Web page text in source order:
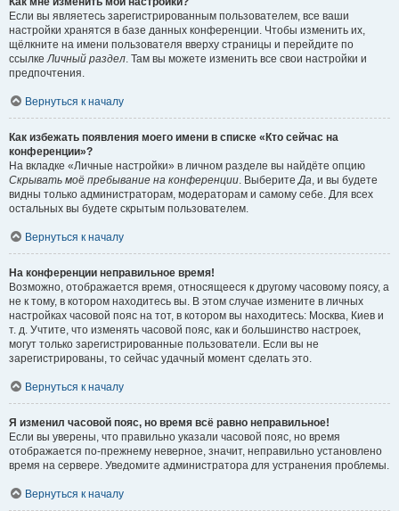
Если вы являетесь зарегистрированным пользователем, все ваши
настройки хранятся в базе данных конференции. Чтобы изменить их,
щёлкните на имени пользователя вверху страницы и перейдите по
ссылкеЛичный раздел. Там вы можете изменить все свои настройки и
предпочтения.
Вернуться к началу
Как избежать появления моего имени в списке «Кто сейчас на
конференции»?
На вкладке «Личные настройки» в личном разделе вы найдёте опцию
Скрывать моё пребывание на конференции. ВыберитеДа, и вы будете
видны только администраторам, модераторам и самому себе. Для всех
остальных вы будете скрытым пользователем.
Вернуться к началу
На конференции неправильное время!
Возможно, отображается время, относящееся к другому часовому поясу, а
не к тому, в котором находитесь вы. В этом случае измените в личных
настройках часовой пояс на тот, в котором вы находитесь: Москва, Киев и
т. д. Учтите, что изменять часовой пояс, как и большинство настроек,
могут только зарегистрированные пользователи. Если вы не
зарегистрированы, то сейчас удачный момент сделать это.
Вернуться к началу
Я изменил часовой пояс, но время всё равно неправильное!
Если вы уверены, что правильно указали часовой пояс, но время
отображается по-прежнему неверное, значит, неправильно установлено
время на сервере. Уведомите администратора для устранения проблемы.
Вернуться к началу